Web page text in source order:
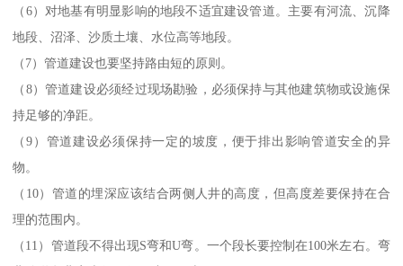
（6）对地基有明显影响的地段不适宜建设管道。主要有河流、沉降
地段、沼泽、沙质土壤、水位高等地段。
（7）管道建设也要坚持路由短的原则。
（8）管道建设必须经过现场勘验，必须保持与其他建筑物或设施保
持足够的净距。
（9）管道建设必须保持一定的坡度，便于排出影响管道安全的异
物。
（10）管道的埋深应该结合两侧人井的高度，但高度差要保持在合
理的范围内。
（11）管道段不得出现S弯和U弯。一个段长要控制在100米左右。弯